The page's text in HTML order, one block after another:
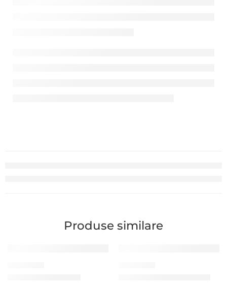
Produse similare